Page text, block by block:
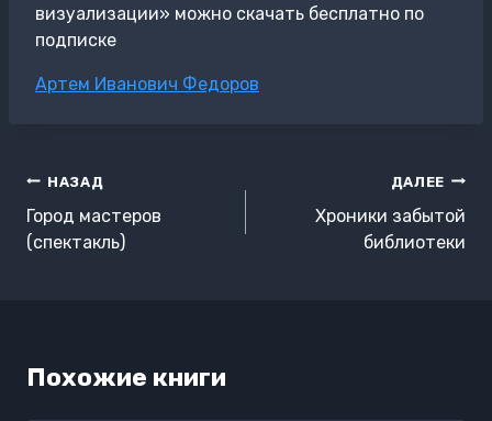
визуализации» можно скачать бесплатно по
подписке
Метки
Артем Иванович Федоров
Навигация
по
записям
НАЗАД
Город мастеров
(спектакль)
ДАЛЕЕ
Хроники забытой
библиотеки
Похожие книги